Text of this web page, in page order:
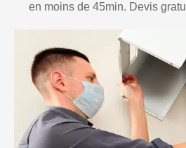
en moins de 45min. Devis